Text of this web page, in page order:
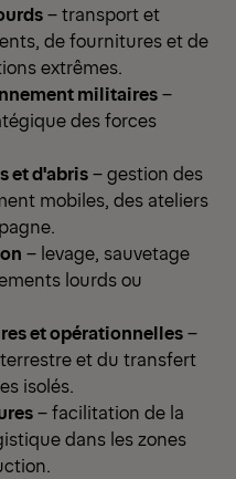
– transport et
de fournitures et de
extrêmes.
militaires–
des forces
et d'abris– gestion des
mobiles, des ateliers
– levage, sauvetage
lourds ou
et opérationnelles–
et du transfert
isolés.
– facilitation de la
dans les zones